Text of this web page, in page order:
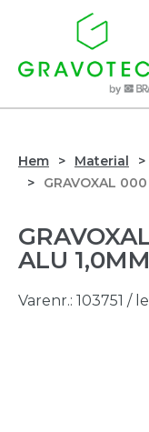
Hem Material
GRAVOXAL
ALU 1,0MM
Varenr.: 103751 /